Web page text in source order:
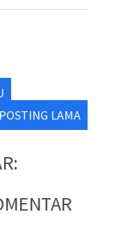
POSTING LAMA